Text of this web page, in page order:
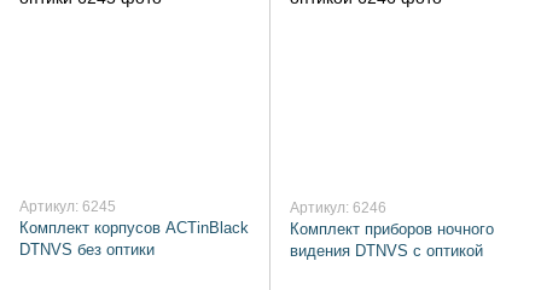
Артикул: 6245
Комплект корпусов ACTinBlack
DTNVS без оптики
Артикул: 6246
Комплект приборов ночного
видения DTNVS с оптикой